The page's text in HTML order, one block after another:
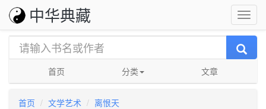
中华典藏
首页 分类 文章
首页 文学艺术 离恨天